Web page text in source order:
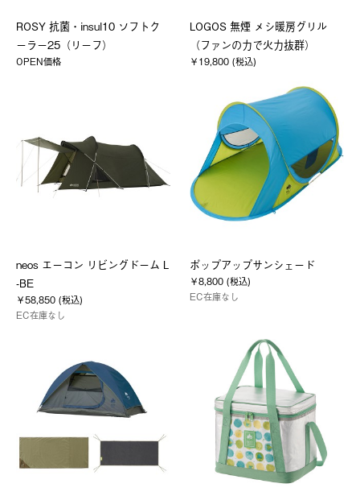
ROSY 抗菌・insul10 ソフトク
ーラー25（リーフ）
OPEN価格
LOGOS 無煙 メシ暖房グリル
（ファンの力で火力抜群）
￥19,800 (税込)
neos エーコン リビングドーム L
-BE
￥58,850 (税込)
EC在庫なし
ポップアップサンシェード
￥8,800 (税込)
EC在庫なし